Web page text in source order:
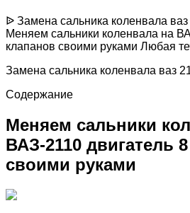
ᐉ Замена сальника коленвала
Меняем сальники коленвала на
клапанов своими руками Любая
Замена сальника коленвала ваз
Содержание
Меняем сальники
ВАЗ-2110 двигатель
своими руками